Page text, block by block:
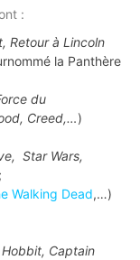
:
Retour à Lincoln
la Panthère
du
Creed,…)
Star Wars,
Walking Dead,…)
Captain